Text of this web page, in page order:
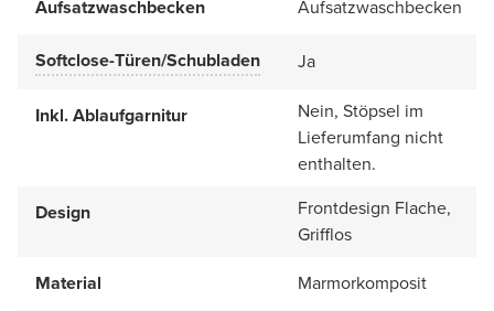
Aufsatzwaschbecken
Aufsatzwaschbecken
Softclose-Türen/Schubladen Ja
Inkl. Ablaufgarnitur
Nein, Stöpsel im
Lieferumfang nicht
enthalten.
Design
Frontdesign Flache,
Grifflos
Material
Marmorkomposit